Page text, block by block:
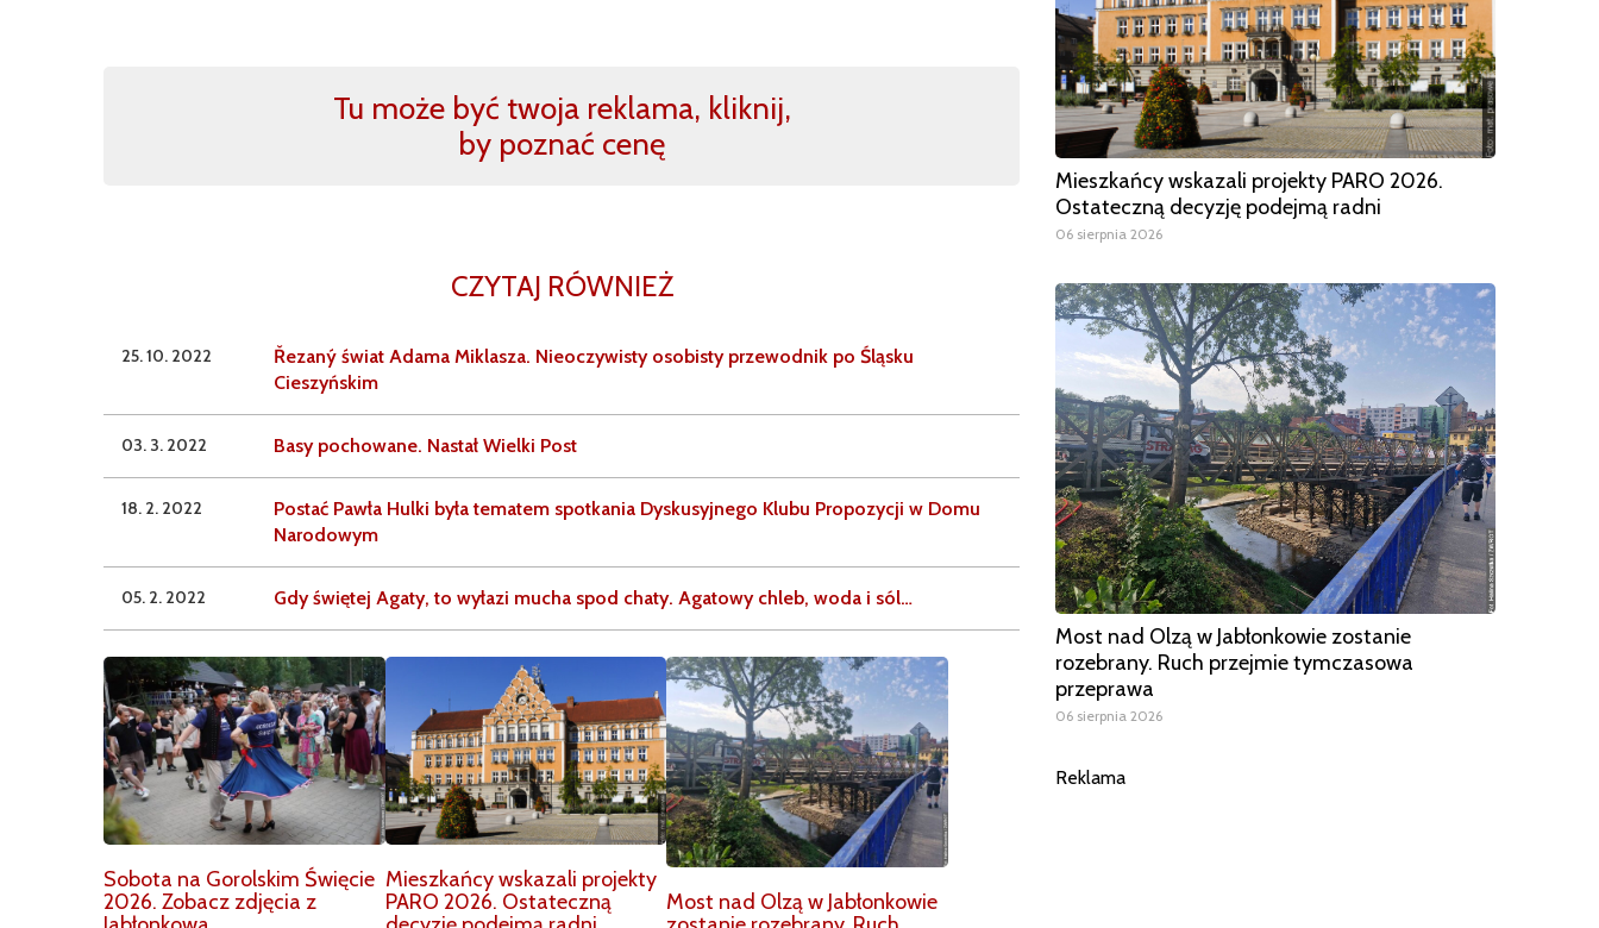
Tu może być twoja reklama, kliknij,
by poznać cenę
CZYTAJ RÓWNIEŻ
25. 10. 2022
Řezaný świat Adama Miklasza. Nieoczywisty osobisty przewodnik po Śląsku
Cieszyńskim
03. 3. 2022 Basy pochowane. Nastał Wielki Post
18. 2. 2022
Postać Pawła Hulki była tematem spotkania Dyskusyjnego Klubu Propozycji w Domu
Narodowym
05. 2. 2022 Gdy świętej Agaty, to wyłazi mucha spod chaty. Agatowy chleb, woda i sól…
Sobota na Gorolskim Święcie
2026. Zobacz zdjęcia z
Mieszkańcy wskazali projekty
PARO 2026. Ostateczną
Most nad Olzą w Jabłonkowie
Mieszkańcy wskazali projekty PARO 2026.
Ostateczną decyzję podejmą radni
06 sierpnia 2026
Most nad Olzą w Jabłonkowie zostanie
rozebrany. Ruch przejmie tymczasowa
przeprawa
06 sierpnia 2026
Reklama